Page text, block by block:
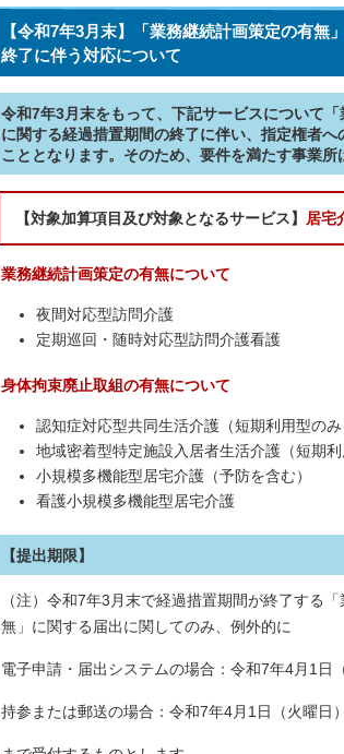
【令和7年3月末】「業務継続計画策定の有
終了に伴う対応について
令和7年3月末をもって、下記サービスについて
に関する経過措置期間の終了に伴い、指定権者
こととなります。そのため、要件を満たす事業
【対象加算項目及び対象となるサービス】 居宅
業務継続計画策定の有無について
夜間対応型訪問介護
定期巡回・随時対応型訪問介護看護
身体拘束廃止取組の有無について
認知症対応型共同生活介護（短期利用型のみ
地域密着型特定施設入居者生活介護（短期利
小規模多機能型居宅介護（予防を含む）
看護小規模多機能型居宅介護
【提出期限】
（注）令和7年3月末で経過措置期間が終了する
無」に関する届出に関してのみ、例外的に
電子申請・届出システムの場合：令和7年4月1日
持参または郵送の場合：令和7年4月1日（火曜日